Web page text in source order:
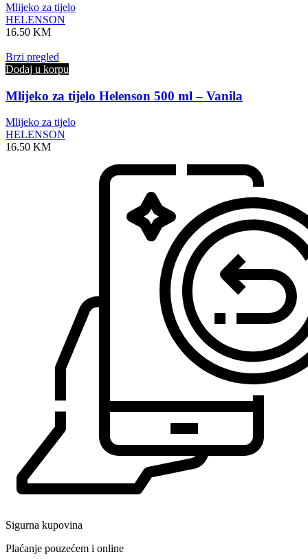
Mlijeko za tijelo
HELENSON
16.50 KM
Brzi pregled
Dodaj u korpu
Mlijeko za tijelo Helenson 500 ml – Vanila
Mlijeko za tijelo
HELENSON
16.50 KM
Sigurna kupovina
Plaćanje pouzećem i online